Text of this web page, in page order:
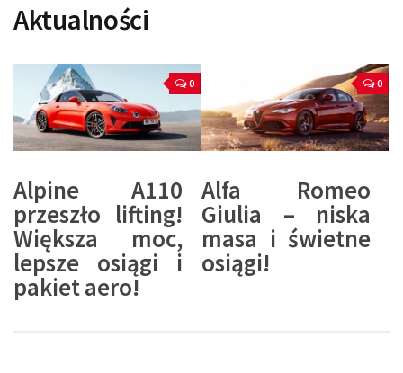
Aktualności
0
Alpine A110
przeszło lifting!
Większa moc,
lepsze osiągi i
pakiet aero!
0
Alfa Romeo
Giulia – niska
masa i świetne
osiągi!